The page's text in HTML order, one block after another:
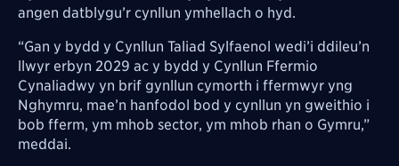
angen datblygu’r cynllun ymhellach o hyd.
“Gan y bydd y Cynllun Taliad Sylfaenol wedi’i ddileu’n
llwyr erbyn 2029 ac y bydd y Cynllun Ffermio
Cynaliadwy yn brif gynllun cymorth i ffermwyr yng
Nghymru, mae’n hanfodol bod y cynllun yn gweithio i
bob fferm, ym mhob sector, ym mhob rhan o Gymru,”
meddai.